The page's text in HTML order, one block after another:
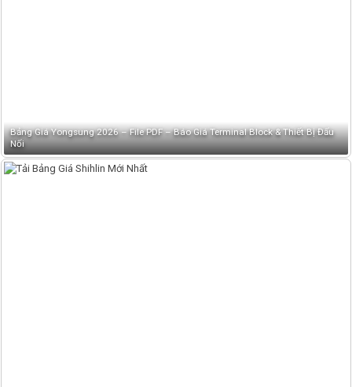
Bảng Giá Yongsung 2026 – File PDF – Báo Giá Terminal Block & Thiết Bị Đấu
Nối